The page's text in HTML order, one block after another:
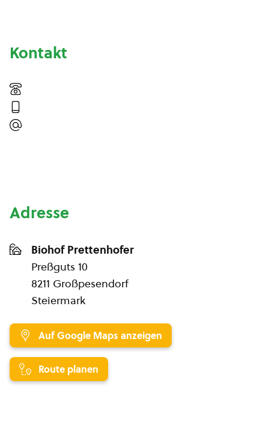
Kontakt
Adresse
Biohof Prettenhofer
Preßguts 10
8211 Großpesendorf
Steiermark
Auf Google Maps anzeigen
Route planen